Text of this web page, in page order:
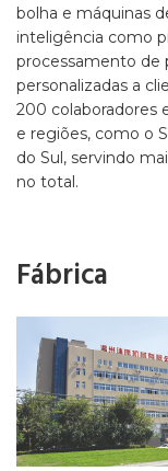
bolha e máquinas
inteligência como
processamento de
personalizadas a
200 colaboradores
e regiões, como o
do Sul, servindo
no total.
Fábrica